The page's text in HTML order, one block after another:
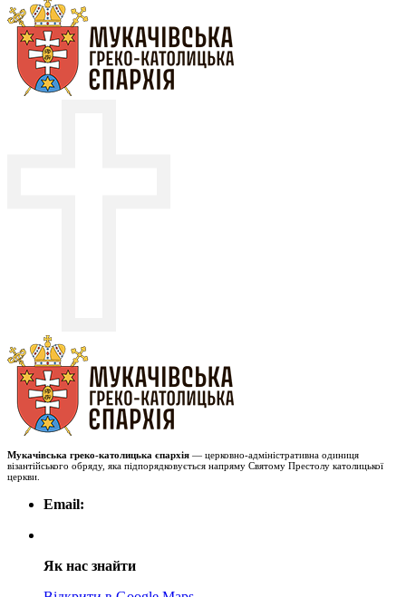
Мукачівська греко-католицька єпархія — церковно-адміністративна одиниця
візантійського обряду, яка підпорядковується напряму Святому Престолу католицької
церкви.
Email:
Як нас знайти